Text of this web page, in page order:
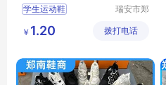
学生运动鞋
男款运动鞋
休闲运动鞋
瑞安市郑
（个体工
￥ 1.20 拨打电话